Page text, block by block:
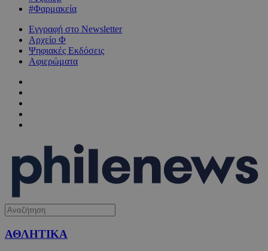
#Φαρμακεία
Εγγραφή στο Newsletter
Αρχείο Φ
Ψηφιακές Εκδόσεις
Αφιερώματα
ΑΘΛΗΤΙΚΑ